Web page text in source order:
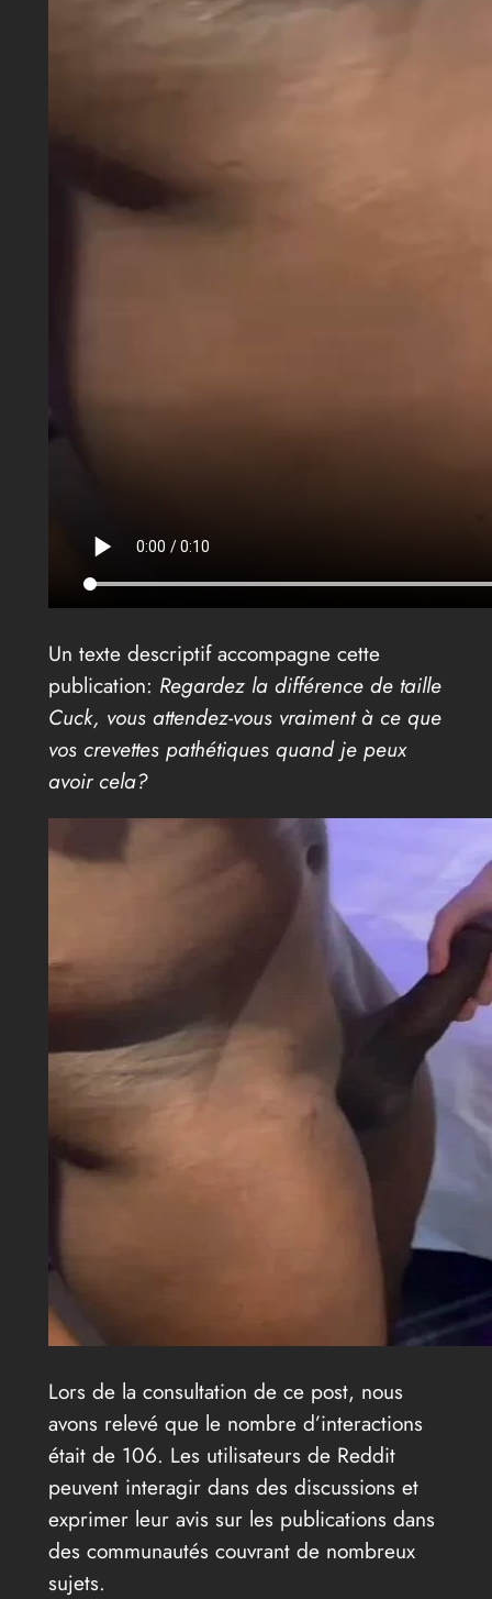
Un texte descriptif accompagne cette
publication: Regardez la différence de taille
Cuck, vous attendez-vous vraiment à ce que
vos crevettes pathétiques quand je peux
avoir cela?
Lors de la consultation de ce post, nous
avons relevé que le nombre d’interactions
était de 106. Les utilisateurs de Reddit
peuvent interagir dans des discussions et
exprimer leur avis sur les publications dans
des communautés couvrant de nombreux
sujets.